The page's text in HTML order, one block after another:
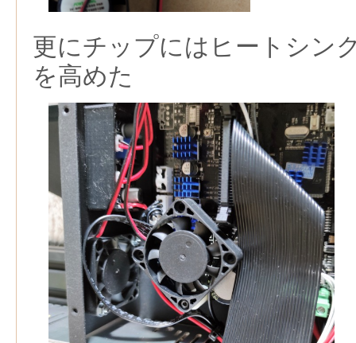
更にチップにはヒートシン
を高めた